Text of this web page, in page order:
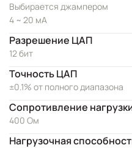
Выбирается джампером
4 ~ 20 мА
Разрешение ЦАП
12 бит
Точность ЦАП
±0.1% от полного диапазона
Сопротивление
400 Ом
Нагрузочная